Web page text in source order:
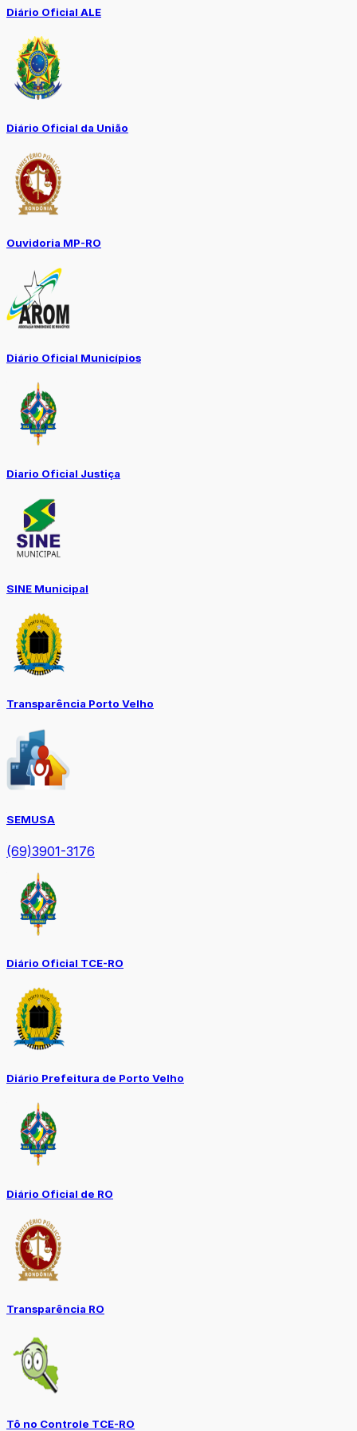
Diário Oficial ALE
Diário Oficial da União
Ouvidoria MP-RO
Diário Oficial Municípios
Diario Oficial Justiça
SINE Municipal
Transparência Porto Velho
SEMUSA
(69)3901-3176
Diário Oficial TCE-RO
Diário Prefeitura de Porto Velho
Diário Oficial de RO
Transparência RO
Tô no Controle TCE-RO